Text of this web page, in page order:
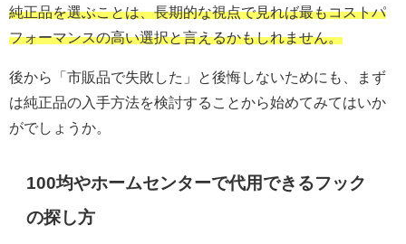
純正品を選ぶことは、長期的な視点で見れば最もコストパ
フォーマンスの高い選択と言えるかもしれません。
後から「市販品で失敗した」と後悔しないためにも、まず
は純正品の入手方法を検討することから始めてみてはいか
がでしょうか。
100均やホームセンターで代用できるフック
の探し方